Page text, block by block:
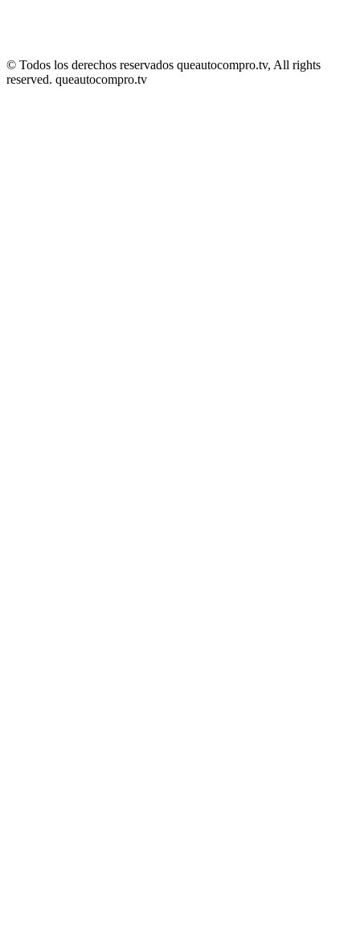
© Todos los derechos reservados queautocompro.tv, All rights
reserved. queautocompro.tv